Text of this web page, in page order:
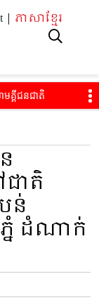
| ភាសាខ្មែរ
គីជនជាតិ​
ចរណ៍​
ាតិ
ន់
នំ ដំណាក់